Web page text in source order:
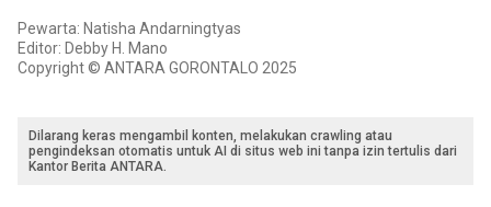
Pewarta: Natisha Andarningtyas
Editor: Debby H. Mano
Copyright © ANTARA GORONTALO 2025
Dilarang keras mengambil konten, melakukan crawling atau
pengindeksan otomatis untuk AI di situs web ini tanpa izin tertulis dari
Kantor Berita ANTARA.